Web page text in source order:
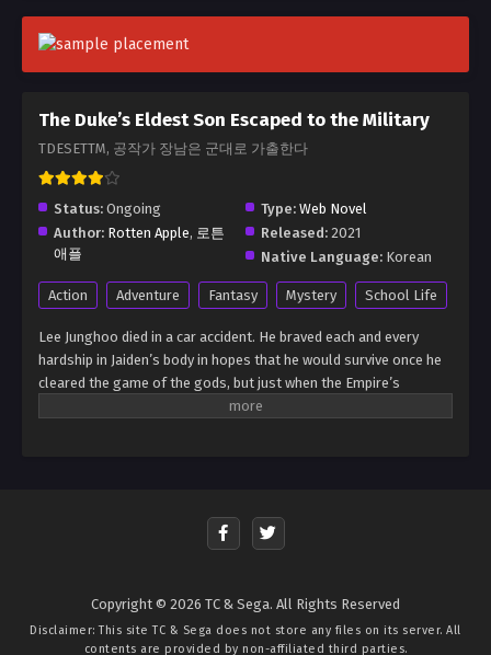
The Duke’s Eldest Son Escaped to the Military
TDESETTM, 공작가 장남은 군대로 가출한다
Status: Ongoing Type: Web Novel
Author: Rotten Apple, 로튼
애플
Released: 2021
Native Language: Korean
Action Adventure Fantasy Mystery School Life
Lee Junghoo died in a car accident. He braved each and every
hardship in Jaiden’s body in hopes that he would survive once he
cleared the game of the gods, but just when the Empire’s
strongest family was about to fall and be killed by the
during the beta test. However, he realized that there was no
solution to this problem. So this time, he was going to pick the
Copyright © 2026 TC & Sega. All Rights Reserved
Disclaimer: This siteTC & Sega does not store any files on its server. All
contents are provided by non-affiliated third parties.